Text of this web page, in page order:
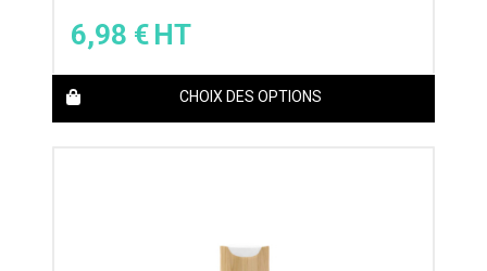
6,98 €
CHOIX DES OPTIONS